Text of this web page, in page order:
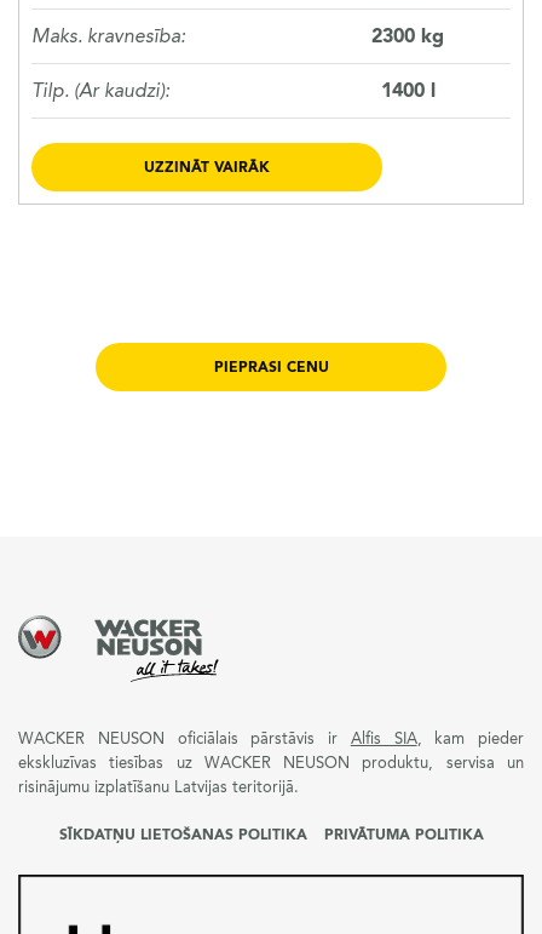
Maks. kravnesība: 2300 kg
Tilp. (Ar kaudzi): 1400 l
UZZINĀT VAIRĀK
PIEPRASI CENU
WACKER NEUSON oficiālais pārstāvis ir Alfis SIA, kam pieder
ekskluzīvas tiesības uz WACKER NEUSON produktu, servisa un
risinājumu izplatīšanu Latvijas teritorijā.
SĪKDATŅU LIETOŠANAS POLITIKA PRIVĀTUMA POLITIKA